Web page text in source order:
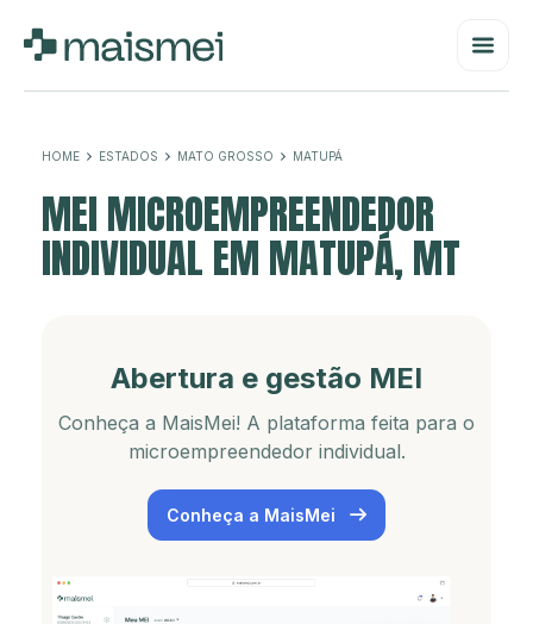
HOME ESTADOS MATO GROSSO MATUPÁ
MEI MICROEMPREENDEDOR
INDIVIDUAL EM MATUPÁ, MT
Abertura e gestão MEI
Conheça a MaisMei! A plataforma feita para o
microempreendedor individual.
Conheça a MaisMei